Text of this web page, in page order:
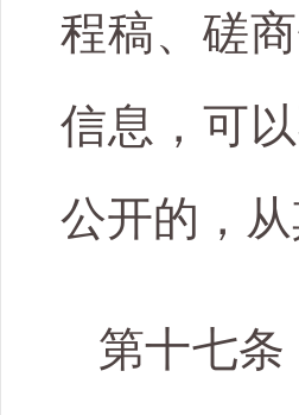
程稿、磋
信息，可
公开的，从
第十七